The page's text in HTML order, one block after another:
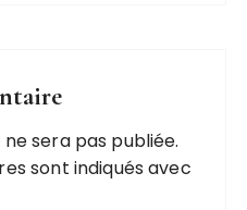
sera pas publiée.
sont indiqués avec